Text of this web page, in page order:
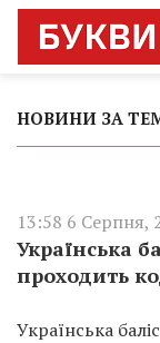
НОВИНИ ЗА
13:58 6 Серпня,
Українська
проходить
Українська